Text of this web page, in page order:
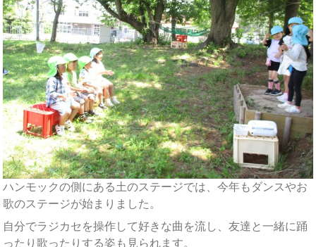
ハンモックの側にある土のステージでは、今年もダンスやお
歌のステージが始まりました。
自分でラジカセを操作して好きな曲を流し、友達と一緒に踊
ったり歌ったりする姿も見られます。